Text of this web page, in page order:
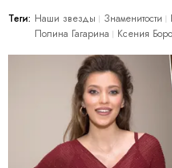
Теги: Наши звезды Знаменитости
Полина Гагарина
Ксения